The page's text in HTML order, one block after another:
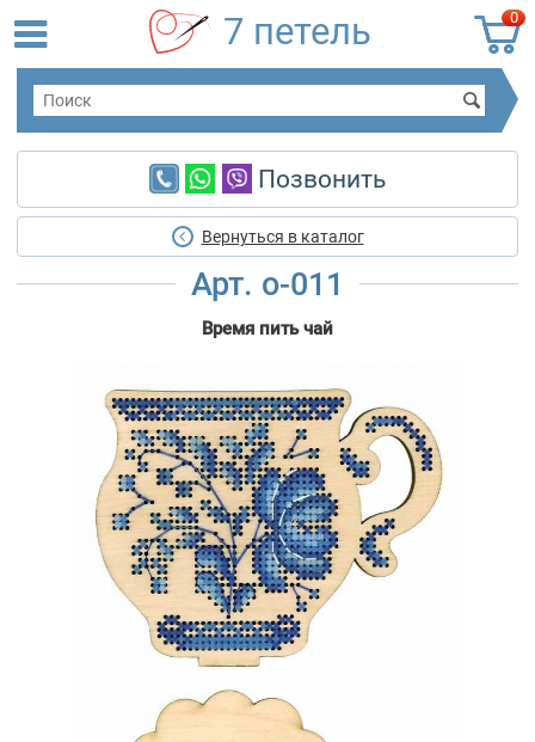
0
7 петель
Позвонить
Вернуться в каталог
Арт. о-011
Время пить чай